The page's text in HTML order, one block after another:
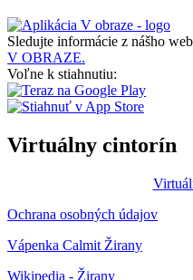
Sledujte informácie z nášho
V OBRAZE.
Voľne k stiahnutiu:
Virtuálny cintorín
Ochrana osobných údajov
Vápenka Calmit Žirany
Wikipedia - Žirany